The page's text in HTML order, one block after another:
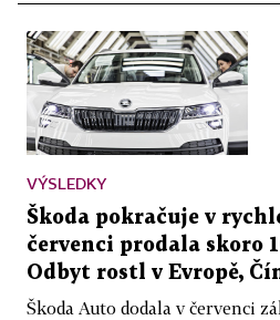
VÝSLEDKY
Škoda pokračuje v
červenci prodala skoro
Odbyt rostl v Evropě,
Škoda Auto dodala v červenci